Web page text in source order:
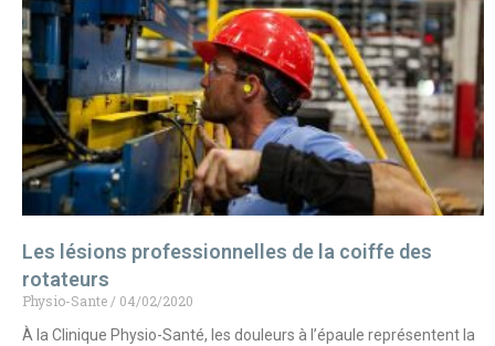
Les lésions professionnelles de la coiffe des
rotateurs
Physio-Sante
04/02/2020
À la Clinique Physio-Santé, les douleurs à l’épaule représentent la